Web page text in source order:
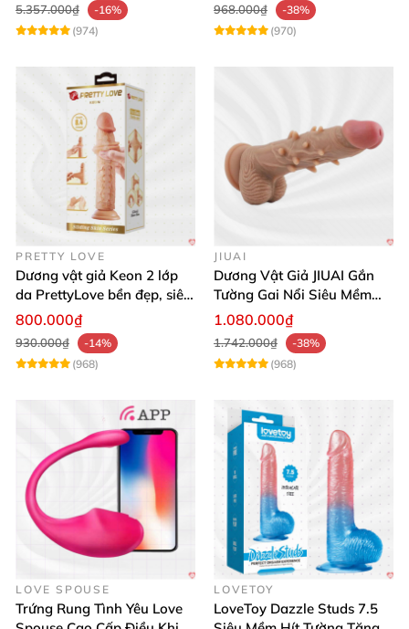
5.357.000₫
-16%
(974)
968.000₫
-38%
(970)
PRETTY LOVE
Dương vật giả Keon 2 lớp
da PrettyLove bền đẹp, siêu
mềm mại
800.000₫
930.000₫
-14%
(968)
JIUAI
Dương Vật Giả JIUAI Gắn
Tường Gai Nổi Siêu Mềm
Thoải Mái Mua Ngay
1.080.000₫
1.742.000₫
-38%
(968)
LOVE SPOUSE
Trứng Rung Tình Yêu Love
LOVETOY
LoveToy Dazzle Studs 7.5